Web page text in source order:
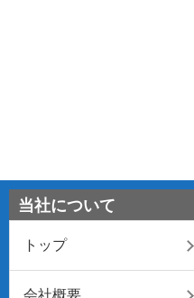
当社について
トップ
会社概要